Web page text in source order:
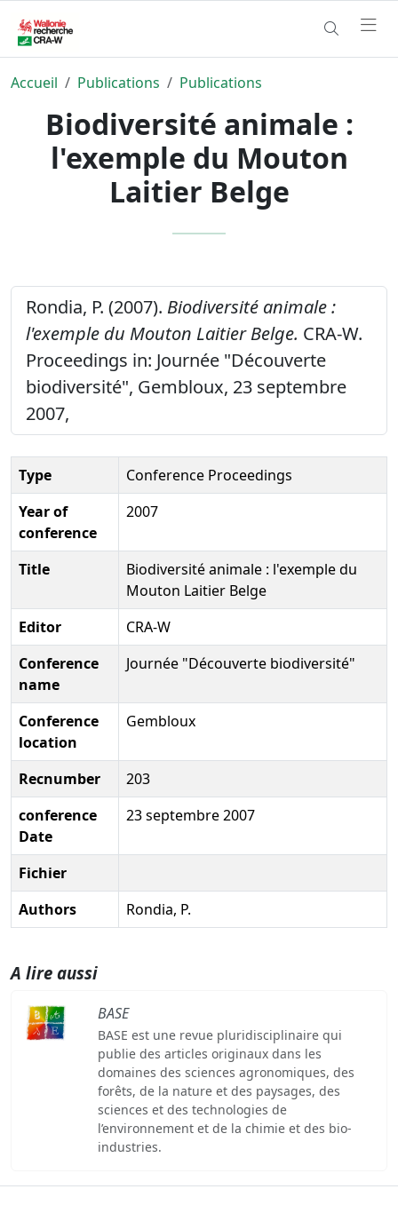
Accueil Publications Publications
Biodiversité animale :
l'exemple du Mouton
Laitier Belge
Rondia, P. (2007). Biodiversité animale :
l'exemple du Mouton Laitier Belge. CRA-W.
Proceedings in: Journée "Découverte
biodiversité", Gembloux, 23 septembre
2007,
Type
Conference Proceedings
Year of
conference
2007
Title
Biodiversité animale : l'exemple du
Mouton Laitier Belge
Editor
CRA-W
Conference
name
Journée "Découverte biodiversité"
Conference
location
Gembloux
Recnumber
203
conference
Date
23 septembre 2007
Fichier
Authors
Rondia, P.
A lire aussi
BASE
BASE est une revue pluridisciplinaire qui
publie des articles originaux dans les
domaines des sciences agronomiques, des
forêts, de la nature et des paysages, des
sciences et des technologies de
l’environnement et de la chimie et des bio-
industries.